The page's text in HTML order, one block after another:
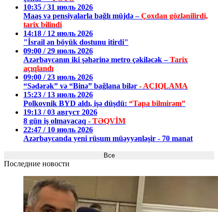
10:35 / 31 июль 2026
Maaş və pensiyalarla bağlı müjdə –Çoxdan gözlənilirdi,
tarix bilindi
14:18 / 12 июль 2026
"İsrail ən böyük dostunu itirdi"
09:00 / 29 июль 2026
Azərbaycanın iki şəhərinə metro çəkiləcək –Tarix
açıqlandı
09:00 / 23 июль 2026
“Sədərək” və “Binə” bağlana bilər - AÇIQLAMA
15:23 / 13 июль 2026
Polkovnik BYD aldı, işə düşdü: “Tapa bilmirəm”
19:13 / 03 август 2026
8 gün iş olmayacaq - TƏQVİM
22:47 / 10 июль 2026
Azərbaycanda yeni rüsum müəyyənləşir - 70 manat
Все
Последние новости